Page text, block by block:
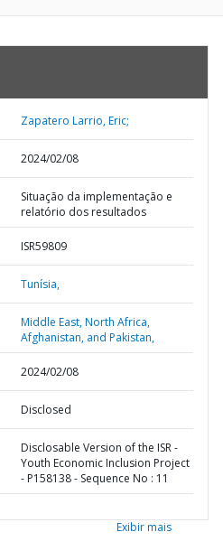
Zapatero Larrio, Eric;
2024/02/08
Situação da implementação e
relatório dos resultados
ISR59809
Tunísia,
Middle East, North Africa,
Afghanistan, and Pakistan,
2024/02/08
Disclosed
Disclosable Version of the ISR -
Youth Economic Inclusion Project
- P158138 - Sequence No : 11
Exibir mais